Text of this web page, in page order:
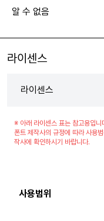
알 수 없음
라이센스
라이센스
※ 아래 라이센스 표는 참고용입니
폰트 제작사의 규정에 따라 사용
작사에 확인하시기 바랍니다.
사용범위